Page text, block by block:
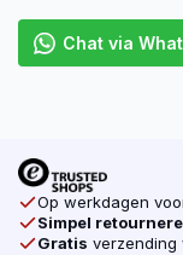
gereedschap
machine niet
Bit. Koop daarom
bij
Chat via
Op werkdagen
Simpel
Gratis verzending